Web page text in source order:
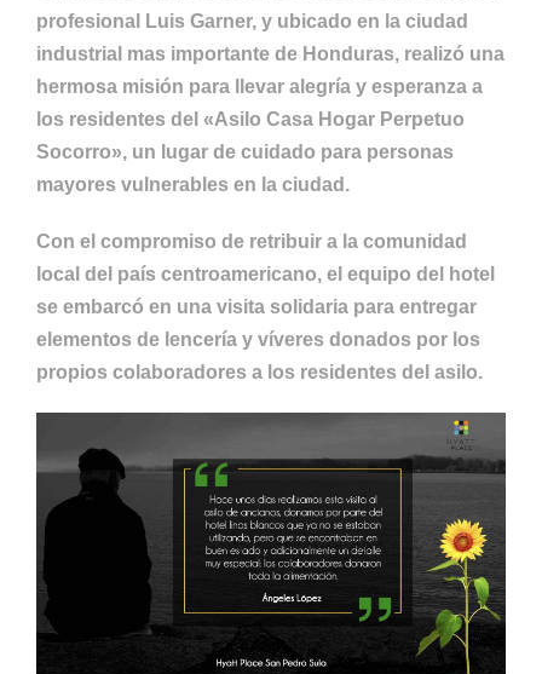
profesional Luis Garner, y ubicado en la ciudad
industrial mas importante de Honduras, realizó una
hermosa misión para llevar alegría y esperanza a
los residentes del «Asilo Casa Hogar Perpetuo
Socorro», un lugar de cuidado para personas
mayores vulnerables en la ciudad.
Con el compromiso de retribuir a la comunidad
local del país centroamericano, el equipo del hotel
se embarcó en una visita solidaria para entregar
elementos de lencería y víveres donados por los
propios colaboradores a los residentes del asilo.